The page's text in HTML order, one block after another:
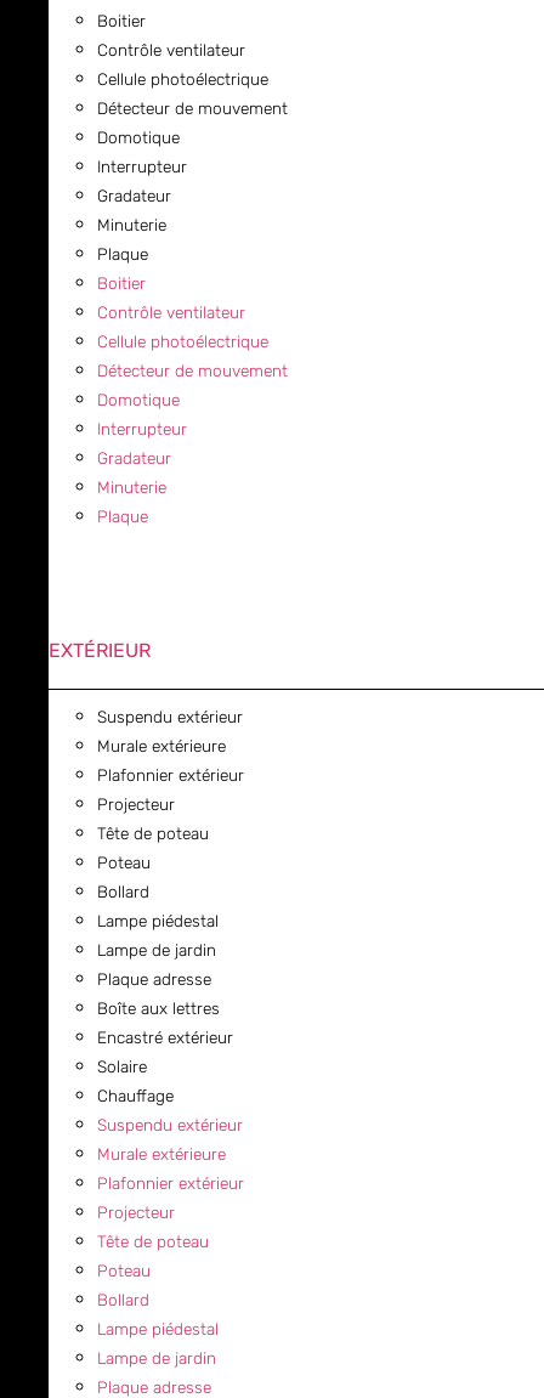
Boitier
Contrôle ventilateur
Cellule photoélectrique
Détecteur de mouvement
Domotique
Interrupteur
Gradateur
Minuterie
Plaque
Boitier
Contrôle ventilateur
Cellule photoélectrique
Détecteur de mouvement
Domotique
Interrupteur
Gradateur
Minuterie
Plaque
EXTÉRIEUR
Suspendu extérieur
Murale extérieure
Plafonnier extérieur
Projecteur
Tête de poteau
Poteau
Bollard
Lampe piédestal
Lampe de jardin
Plaque adresse
Boîte aux lettres
Encastré extérieur
Solaire
Chauffage
Suspendu extérieur
Murale extérieure
Plafonnier extérieur
Projecteur
Tête de poteau
Poteau
Bollard
Lampe piédestal
Lampe de jardin
Plaque adresse